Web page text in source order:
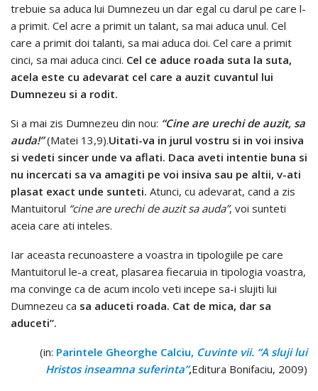
trebuie sa aduca lui Dumnezeu un dar egal cu darul pe care l-
a primit. Cel acre a primit un talant, sa mai aduca unul. Cel
care a primit doi talanti, sa mai aduca doi. Cel care a primit
cinci, sa mai aduca cinci. Cel ce aduce roada suta la suta,
acela este cu adevarat cel care a auzit cuvantul lui
Dumnezeu si a rodit.
Si a mai zis Dumnezeu din nou: “Cine are urechi de auzit, sa
auda!”(Matei 13,9).Uitati-va in jurul vostru si in voi insiva
si vedeti sincer unde va aflati. Daca aveti intentie buna si
nu incercati sa va amagiti pe voi insiva sau pe altii, v-ati
plasat exact unde sunteti. Atunci, cu adevarat, cand a zis
Mantuitorul “cine are urechi de auzit sa auda”, voi sunteti
aceia care ati inteles.
Iar aceasta recunoastere a voastra in tipologiile pe care
Mantuitorul le-a creat, plasarea fiecaruia in tipologia voastra,
ma convinge ca de acum incolo veti incepe sa-i slujiti lui
Dumnezeu ca sa aduceti roada. Cat de mica, dar sa
aduceti”.
(in: Parintele Gheorghe Calciu, Cuvinte vii. “A sluji lui
Hristos inseamna suferinta”,Editura Bonifaciu, 2009)